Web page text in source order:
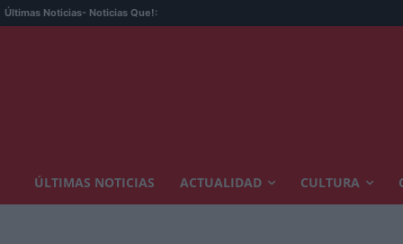
Últimas Noticias- Noticias Que!:
ÚLTIMAS NOTICIAS ACTUALIDAD CULTURA